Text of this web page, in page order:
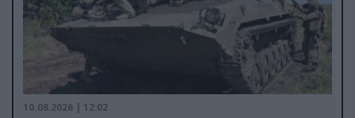
10.08.2026 | 12:02